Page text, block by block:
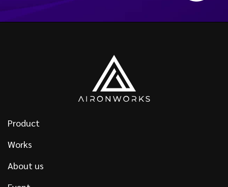
Product
Works
About us